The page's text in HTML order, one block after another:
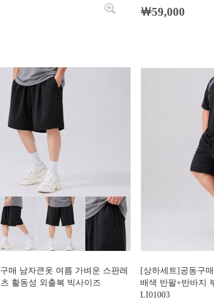
￦59,000
매 남자큰옷 여름 가벼운 스판레
활동성 외출복 빅사이즈
[상하세트]공동구
배색 반팔+반바지
LI01003